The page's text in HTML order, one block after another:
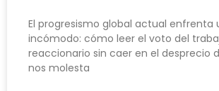
El progresismo global actual enfrenta
incómodo: cómo leer el voto del
reaccionario sin caer en el desprecio
nos molesta